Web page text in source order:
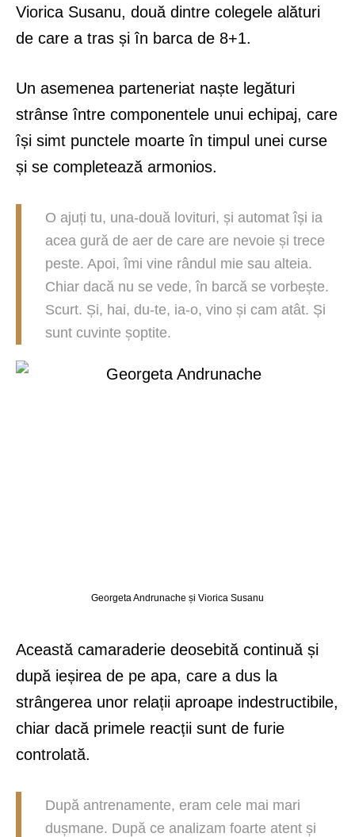
Viorica Susanu, două dintre colegele alături
de care a tras și în barca de 8+1.
Un asemenea parteneriat naște legături
strânse între componentele unui echipaj, care
își simt punctele moarte în timpul unei curse
și se completează armonios.
O ajuți tu, una-două lovituri, și automat își ia
acea gură de aer de care are nevoie și trece
peste. Apoi, îmi vine rândul mie sau alteia.
Chiar dacă nu se vede, în barcă se vorbește.
Scurt. Și, hai, du-te, ia-o, vino și cam atât. Și
sunt cuvinte șoptite.
Georgeta Andrunache și Viorica Susanu
Această camaraderie deosebită continuă și
după ieșirea de pe apa, care a dus la
strângerea unor relații aproape indestructibile,
chiar dacă primele reacții sunt de furie
controlată.
După antrenamente, eram cele mai mari
dușmane. După ce analizam foarte atent și